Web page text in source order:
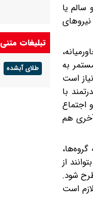
یا
به
است
با
اجتماع
هم
از
شود.
است
تبلیغات متنی
طلای آبشده